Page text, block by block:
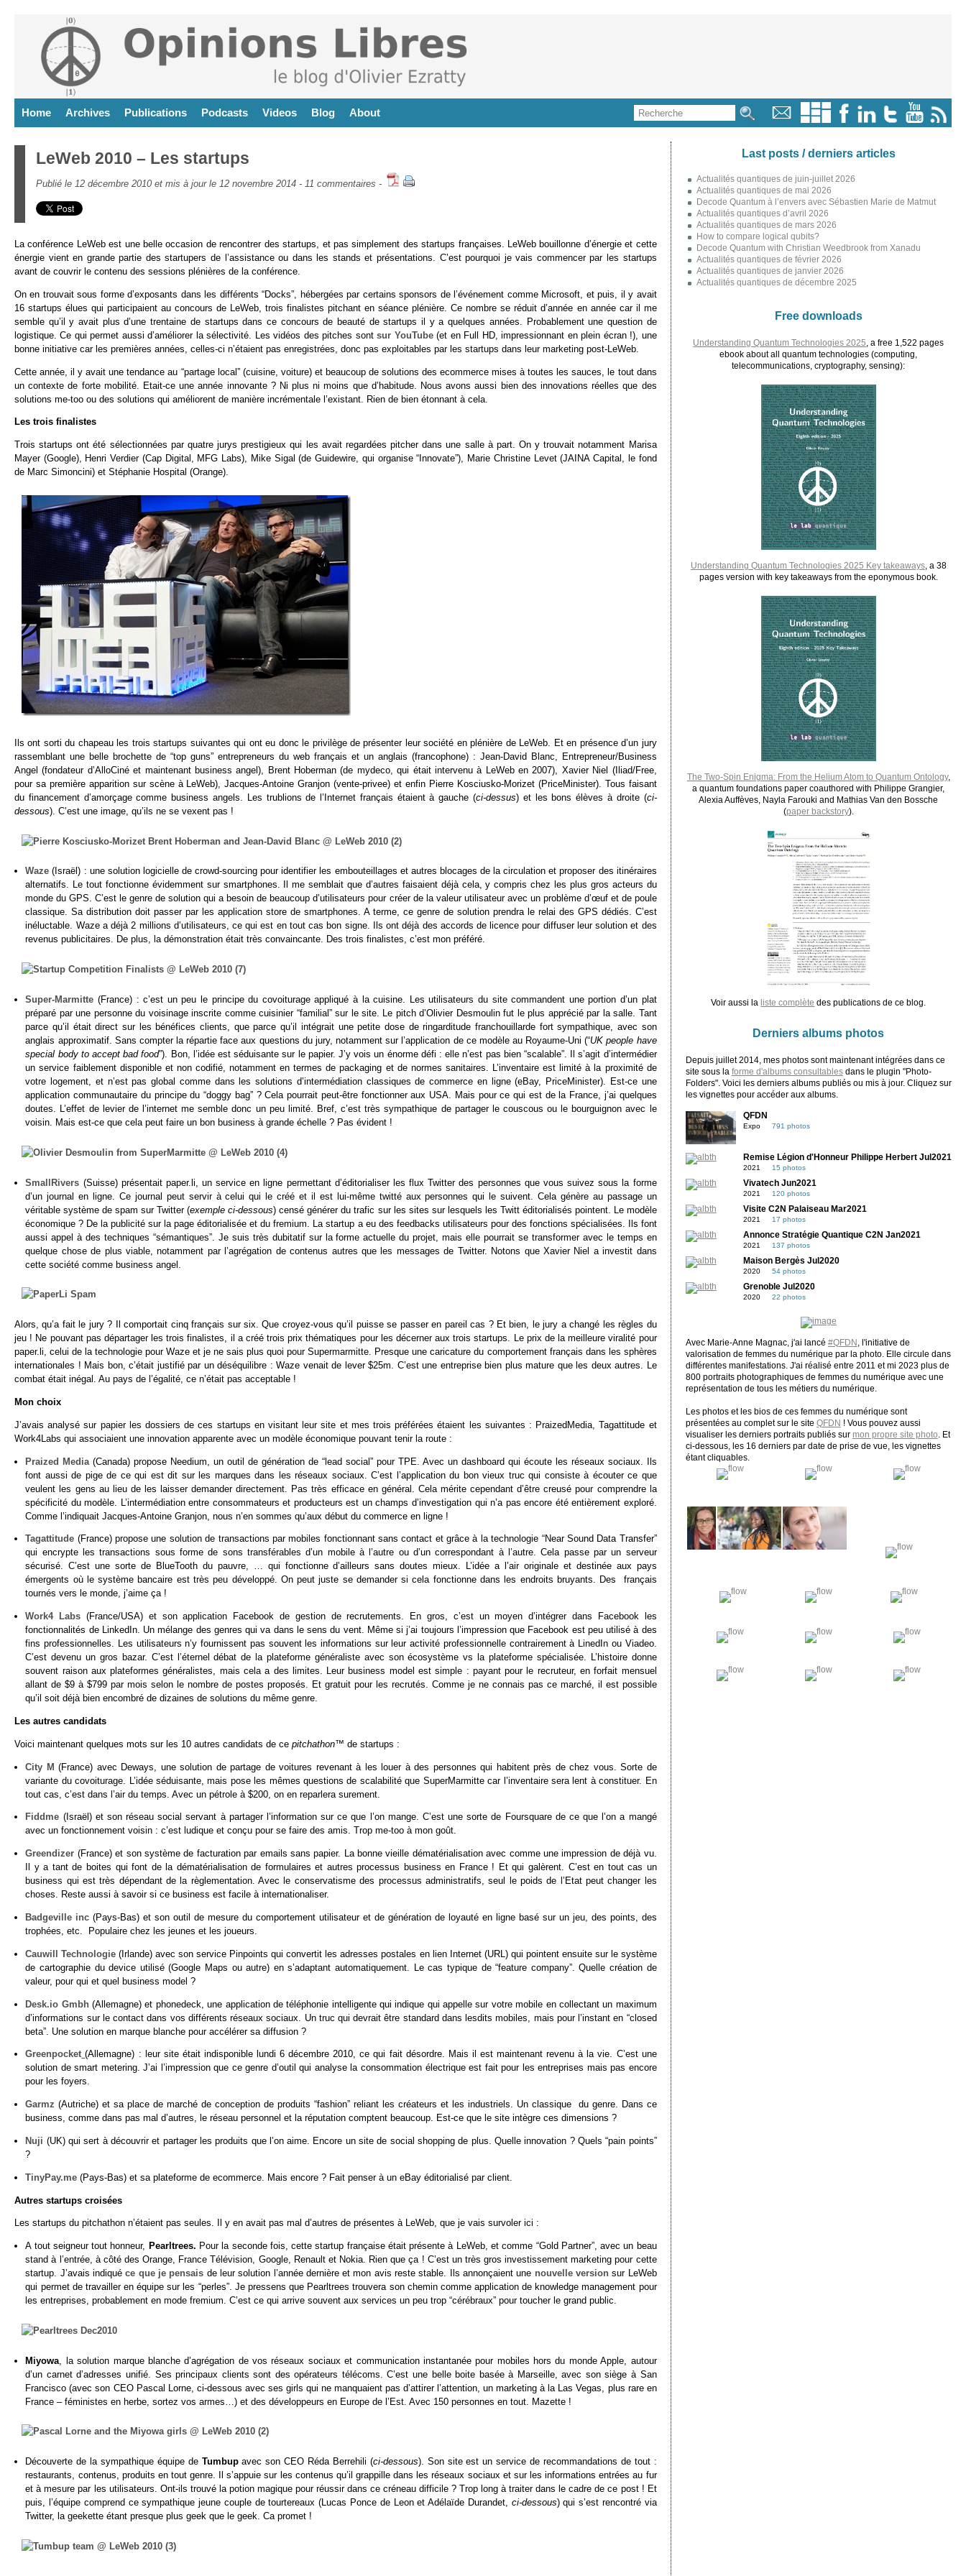
Home Archives Publications Podcasts Videos Blog About
LeWeb 2010 – Les startups
Publié le 12 décembre 2010 et mis à jour le 12 novembre 2014 - 11 commentaires -
La conférence LeWeb est une belle occasion de rencontrer des startups, et pas simplement des startups françaises. LeWeb bouillonne d’énergie et cette
énergie vient en grande partie des startupers de l’assistance ou dans les stands et présentations. C’est pourquoi je vais commencer par les startups
avant de couvrir le contenu des sessions plénières de la conférence.
On en trouvait sous forme d’exposants dans les différents “Docks”, hébergées par certains sponsors de l’événement comme Microsoft, et puis, il y avait
16 startups élues qui participaient au concours de LeWeb, trois finalistes pitchant en séance plénière. Ce nombre se réduit d’année en année car il me
semble qu’il y avait plus d’une trentaine de startups dans ce concours de beauté de startups il y a quelques années. Probablement une question de
logistique. Ce qui permet aussi d’améliorer la sélectivité. Les vidéos des pitches sontsur YouTube(et en Full HD, impressionnant en plein écran !), une
bonne initiative car les premières années, celles-ci n’étaient pas enregistrées, donc pas exploitables par les startups dans leur marketing post-LeWeb.
Cette année, il y avait une tendance au “partage local” (cuisine, voiture) et beaucoup de solutions des ecommerce mises à toutes les sauces, le tout dans
un contexte de forte mobilité. Etait-ce une année innovante ? Ni plus ni moins que d’habitude. Nous avons aussi bien des innovations réelles que des
solutions me-too ou des solutions qui améliorent de manière incrémentale l’existant. Rien de bien étonnant à cela.
Les trois finalistes
Trois startups ont été sélectionnées par quatre jurys prestigieux qui les avait regardées pitcher dans une salle à part. On y trouvait notamment Marisa
Mayer (Google), Henri Verdier (Cap Digital, MFG Labs), Mike Sigal (de Guidewire, qui organise “Innovate”), Marie Christine Levet (JAINA Capital, le fond
de Marc Simoncini) et Stéphanie Hospital (Orange).
Ils ont sorti du chapeau les trois startups suivantes qui ont eu donc le privilège de présenter leur société en plénière de LeWeb. Et en présence d’un jury
rassemblant une belle brochette de “top guns” entrepreneurs du web français et un anglais (francophone) : Jean-David Blanc, Entrepreneur/Business
Angel (fondateur d’AlloCiné et maintenant business angel), Brent Hoberman (de mydeco, qui était intervenu à LeWeb en 2007), Xavier Niel (Iliad/Free,
pour sa première apparition sur scène à LeWeb), Jacques-Antoine Granjon (vente-privee) et enfin Pierre Kosciusko-Morizet (PriceMinister). Tous faisant
du financement d’amorçage comme business angels. Les trublions de l’Internet français étaient à gauche (ci-dessus) et les bons élèves à droite (ci-
dessous). C’est une image, qu’ils ne se vexent pas !
Waze(Israël) : une solution logicielle de crowd-sourcing pour identifier les embouteillages et autres blocages de la circulation et proposer des itinéraires
alternatifs. Le tout fonctionne évidemment sur smartphones. Il me semblait que d’autres faisaient déjà cela, y compris chez les plus gros acteurs du
monde du GPS. C’est le genre de solution qui a besoin de beaucoup d’utilisateurs pour créer de la valeur utilisateur avec un problème d’œuf et de poule
classique. Sa distribution doit passer par les application store de smartphones. A terme, ce genre de solution prendra le relai des GPS dédiés. C’est
inéluctable. Waze a déjà 2 millions d’utilisateurs, ce qui est en tout cas bon signe. Ils ont déjà des accords de licence pour diffuser leur solution et des
revenus publicitaires. De plus, la démonstration était très convaincante. Des trois finalistes, c’est mon préféré.
Super-Marmitte (France) : c’est un peu le principe du covoiturage appliqué à la cuisine. Les utilisateurs du site commandent une portion d’un plat
préparé par une personne du voisinage inscrite comme cuisinier “familial” sur le site. Le pitch d’Olivier Desmoulin fut le plus apprécié par la salle. Tant
parce qu’il était direct sur les bénéfices clients, que parce qu’il intégrait une petite dose de ringarditude franchouillarde fort sympathique, avec son
anglais approximatif. Sans compter la répartie face aux questions du jury, notamment sur l’application de ce modèle au Royaume-Uni (“UK people have
special body to accept bad food”). Bon, l’idée est séduisante sur le papier. J’y vois un énorme défi : elle n’est pas bien “scalable”. Il s’agit d’intermédier
un service faiblement disponible et non codifié, notamment en termes de packaging et de normes sanitaires. L’inventaire est limité à la proximité de
votre logement, et n’est pas global comme dans les solutions d’intermédiation classiques de commerce en ligne (eBay, PriceMinister). Est-ce une
application communautaire du principe du “doggy bag” ? Cela pourrait peut-être fonctionner aux USA. Mais pour ce qui est de la France, j’ai quelques
doutes. L’effet de levier de l’internet me semble donc un peu limité. Bref, c’est très sympathique de partager le couscous ou le bourguignon avec le
voisin. Mais est-ce que cela peut faire un bon business à grande échelle ? Pas évident !
SmallRivers (Suisse) présentait paper.li, un service en ligne permettant d’éditorialiser les flux Twitter des personnes que vous suivez sous la forme
d’un journal en ligne. Ce journal peut servir à celui qui le créé et il est lui-même twitté aux personnes qui le suivent. Cela génère au passage un
véritable système de spam sur Twitter (exemple ci-dessous) censé générer du trafic sur les sites sur lesquels les Twitt éditorialisés pointent. Le modèle
économique ? De la publicité sur la page éditorialisée et du fremium. La startup a eu des feedbacks utilisateurs pour des fonctions spécialisées. Ils font
aussi appel à des techniques “sémantiques”. Je suis très dubitatif sur la forme actuelle du projet, mais elle pourrait se transformer avec le temps en
quelque chose de plus viable, notamment par l’agrégation de contenus autres que les messages de Twitter. Notons que Xavier Niel a investit dans
cette société comme business angel.
Alors, qu’a fait le jury ? Il comportait cinq français sur six. Que croyez-vous qu’il puisse se passer en pareil cas ? Et bien, le jury a changé les règles du
jeu ! Ne pouvant pas départager les trois finalistes, il a créé trois prix thématiques pour les décerner aux trois startups. Le prix de la meilleure viralité pour
paper.li, celui de la technologie pour Waze et je ne sais plus quoi pour Supermarmitte. Presque une caricature du comportement français dans les sphères
internationales ! Mais bon, c’était justifié par un déséquilibre : Waze venait de lever $25m. C’est une entreprise bien plus mature que les deux autres. Le
combat était inégal. Au pays de l’égalité, ce n’était pas acceptable !
Mon choix
J’avais analysé sur papier les dossiers de ces startups en visitant leur site et mes trois préférées étaient les suivantes : PraizedMedia, Tagattitude et
Work4Labs qui associaient une innovation apparente avec un modèle économique pouvant tenir la route :
Praized Media(Canada) propose Needium, un outil de génération de “lead social” pour TPE. Avec un dashboard qui écoute les réseaux sociaux. Ils
font aussi de pige de ce qui est dit sur les marques dans les réseaux sociaux. C’est l’application du bon vieux truc qui consiste à écouter ce que
veulent les gens au lieu de les laisser demander directement. Pas très efficace en général. Cela mérite cependant d’être creusé pour comprendre la
spécificité du modèle. L’intermédiation entre consommateurs et producteurs est un champs d’investigation qui n’a pas encore été entièrement exploré.
Comme l’indiquait Jacques-Antoine Granjon, nous n’en sommes qu’aux début du commerce en ligne !
Tagattitude (France) propose une solution de transactions par mobiles fonctionnant sans contact et grâce à la technologie “Near Sound Data Transfer”
qui encrypte les transactions sous forme de sons transférables d’un mobile à l’autre ou d’un correspondant à l’autre. Cela passe par un serveur
sécurisé. C’est une sorte de BlueTooth du pauvre, … qui fonctionne d’ailleurs sans doutes mieux. L’idée a l’air originale et destinée aux pays
émergents où le système bancaire est très peu développé. On peut juste se demander si cela fonctionne dans les endroits bruyants. Des français
tournés vers le monde, j’aime ça !
Work4 Labs (France/USA) et son application Facebook de gestion de recrutements. En gros, c’est un moyen d’intégrer dans Facebook les
fonctionnalités de LinkedIn. Un mélange des genres qui va dans le sens du vent. Même si j’ai toujours l’impression que Facebook est peu utilisé à des
fins professionnelles. Les utilisateurs n’y fournissent pas souvent les informations sur leur activité professionnelle contrairement à LinedIn ou Viadeo.
C’est devenu un gros bazar. C’est l’éternel débat de la plateforme généraliste avec son écosystème vs la plateforme spécialisée. L’histoire donne
souvent raison aux plateformes généralistes, mais cela a des limites. Leur business model est simple : payant pour le recruteur, en forfait mensuel
allant de $9 à $799 par mois selon le nombre de postes proposés. Et gratuit pour les recrutés. Comme je ne connais pas ce marché, il est possible
qu’il soit déjà bien encombré de dizaines de solutions du même genre.
Les autres candidats
Voici maintenant quelques mots sur les 10 autres candidats de ce pitchathon™ de startups :
City M (France) avec Deways, une solution de partage de voitures revenant à les louer à des personnes qui habitent près de chez vous. Sorte de
variante du covoiturage. L’idée séduisante, mais pose les mêmes questions de scalabilité que SuperMarmitte car l’inventaire sera lent à constituer. En
tout cas, c’est dans l’air du temps. Avec un pétrole à $200, on en reparlera surement.
Fiddme (Israël) et son réseau social servant à partager l’information sur ce que l’on mange. C’est une sorte de Foursquare de ce que l’on a mangé
avec un fonctionnement voisin : c’est ludique et conçu pour se faire des amis. Trop me-too à mon goût.
Greendizer (France) et son système de facturation par emails sans papier. La bonne vieille dématérialisation avec comme une impression de déjà vu.
Il y a tant de boites qui font de la dématérialisation de formulaires et autres processus business en France ! Et qui galèrent. C’est en tout cas un
business qui est très dépendant de la règlementation. Avec le conservatisme des processus administratifs, seul le poids de l’Etat peut changer les
choses. Reste aussi à savoir si ce business est facile à internationaliser.
Badgeville inc (Pays-Bas) et son outil de mesure du comportement utilisateur et de génération de loyauté en ligne basé sur un jeu, des points, des
trophées, etc. Populaire chez les jeunes et les joueurs.
Cauwill Technologie(Irlande) avec son service Pinpoints qui convertit les adresses postales en lien Internet (URL) qui pointent ensuite sur le système
de cartographie du device utilisé (Google Maps ou autre) en s’adaptant automatiquement. Le cas typique de “feature company”. Quelle création de
valeur, pour qui et quel business model ?
Desk.io Gmbh(Allemagne) et phonedeck, une application de téléphonie intelligente qui indique qui appelle sur votre mobile en collectant un maximum
d’informations sur le contact dans vos différents réseaux sociaux. Un truc qui devrait être standard dans lesdits mobiles, mais pour l’instant en “closed
beta”. Une solution en marque blanche pour accélérer sa diffusion ?
Greenpocket (Allemagne) : leur site était indisponible lundi 6 décembre 2010, ce qui fait désordre. Mais il est maintenant revenu à la vie. C’est une
solution de smart metering. J’ai l’impression que ce genre d’outil qui analyse la consommation électrique est fait pour les entreprises mais pas encore
pour les foyers.
Garmz (Autriche) et sa place de marché de conception de produits “fashion” reliant les créateurs et les industriels. Un classique du genre. Dans ce
business, comme dans pas mal d’autres, le réseau personnel et la réputation comptent beaucoup. Est-ce que le site intègre ces dimensions ?
Nuji (UK) qui sert à découvrir et partager les produits que l’on aime. Encore un site de social shopping de plus. Quelle innovation ? Quels “pain points”
?
TinyPay.me (Pays-Bas) et sa plateforme de ecommerce. Mais encore ? Fait penser à un eBay éditorialisé par client.
Autres startups croisées
Les startups du pitchathon n’étaient pas seules. Il y en avait pas mal d’autres de présentes à LeWeb, que je vais survoler ici :
A tout seigneur tout honneur, Pearltrees. Pour la seconde fois, cette startup française était présente à LeWeb, et comme “Gold Partner”, avec un beau
stand à l’entrée, à côté des Orange, France Télévision, Google, Renault et Nokia. Rien que ça ! C’est un très gros investissement marketing pour cette
startup. J’avais indiquéce que je pensais de leur solution l’année dernière et mon avis reste stable. Ils annonçaient une nouvelle version sur LeWeb
qui permet de travailler en équipe sur les “perles”. Je pressens que Pearltrees trouvera son chemin comme application de knowledge management pour
les entreprises, probablement en mode fremium. C’est ce qui arrive souvent aux services un peu trop “cérébraux” pour toucher le grand public.
Miyowa , la solution marque blanche d’agrégation de vos réseaux sociaux et communication instantanée pour mobiles hors du monde Apple, autour
d’un carnet d’adresses unifié. Ses principaux clients sont des opérateurs télécoms. C’est une belle boite basée à Marseille, avec son siège à San
Francisco (avec son CEO Pascal Lorne, ci-dessous avec ses girls qui ne manquaient pas d’attirer l’attention, un marketing à la Las Vegas, plus rare en
France – féministes en herbe, sortez vos armes…) et des développeurs en Europe de l’Est. Avec 150 personnes en tout. Mazette !
Découverte de la sympathique équipe de Tumbupavec son CEO Réda Berrehili (ci-dessous). Son site est un service de recommandations de tout :
restaurants, contenus, produits en tout genre. Il s’appuie sur les contenus qu’il grappille dans les réseaux sociaux et sur les informations entrées au fur
et à mesure par les utilisateurs. Ont-ils trouvé la potion magique pour réussir dans ce créneau difficile ? Trop long à traiter dans le cadre de ce post ! Et
puis, l’équipe comprend ce sympathique jeune couple de tourtereaux (Lucas Ponce de Leon et Adélaïde Durandet, ci-dessous) qui s’est rencontré via
Twitter, la geekette étant presque plus geek que le geek. Ca promet !
Last posts / derniers articles
Actualités quantiques de juin-juillet 2026
Actualités quantiques de mai 2026
Decode Quantum à l’envers avec Sébastien Marie de Matmut
Actualités quantiques d’avril 2026
Actualités quantiques de mars 2026
How to compare logical qubits?
Decode Quantum with Christian Weedbrook from Xanadu
Actualités quantiques de février 2026
Actualités quantiques de janvier 2026
Actualités quantiques de décembre 2025
Free downloads
Understanding Quantum Technologies 2025 , a free 1,522 pages
ebook about all quantum technologies (computing,
telecommunications, cryptography, sensing):
Understanding Quantum Technologies 2025 Key takeaways, a 38
pages version with key takeaways from the eponymous book.
The Two-Spin Enigma: From the Helium Atom to Quantum Ontology,
a quantum foundations paper coauthored with Philippe Grangier,
Alexia Auffèves, Nayla Farouki and Mathias Van den Bossche
(paper backstory).
Voir aussi la liste complète des publications de ce blog.
Derniers albums photos
Depuis juillet 2014, mes photos sont maintenant intégrées dans ce
site sous la forme d'albums consultablesdans le plugin "Photo-
Folders". Voici les derniers albums publiés ou mis à jour. Cliquez sur
les vignettes pour accéder aux albums.
QFDN
Expo 791 photos
Remise Légion d'Honneur Philippe Herbert Jul2021
2021 15 photos
Vivatech Jun2021
2021 120 photos
Visite C2N Palaiseau Mar2021
2021 17 photos
Annonce Stratégie Quantique C2N Jan2021
2021 137 photos
Maison Bergès Jul2020
2020 54 photos
Grenoble Jul2020
2020 22 photos
Avec Marie-Anne Magnac, j'ai lancé #QFDN
, l'initiative de
valorisation de femmes du numérique par la photo. Elle circule dans
différentes manifestations. J'ai réalisé entre 2011 et mi 2023 plus de
800 portraits photographiques de femmes du numérique avec une
représentation de tous les métiers du numérique.
Les photos et les bios de ces femmes du numérique sont
présentées au complet sur le site QFDN ! Vous pouvez aussi
visualiser les derniers portraits publiés sur mon propre site photo . Et
ci-dessous, les 16 derniers par date de prise de vue, les vignettes
étant cliquables.